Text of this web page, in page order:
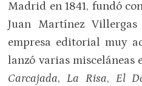
Madrid en 1841, fundó
Juan Martínez
empresa editorial muy
lanzó varias misceláneas
Carcajada,La Risa, El